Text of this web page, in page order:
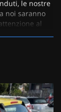
le nostre
noi saranno
al